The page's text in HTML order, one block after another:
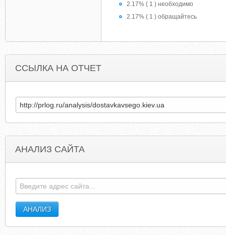
2.17% ( 1 ) необходимо
2.17% ( 1 ) обращайтесь
ССЫЛКА НА ОТЧЕТ
АНАЛИЗ САЙТА